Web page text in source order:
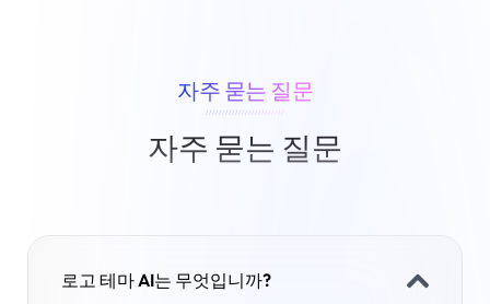
자주 묻는 질문
////////////////////////
자주 묻는 질문
로고 테마 AI는 무엇입니까?